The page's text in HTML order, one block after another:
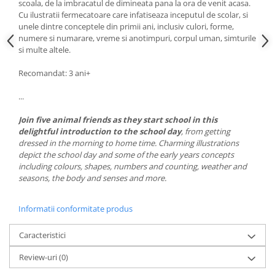
scoala, de la imbracatul de dimineata pana la ora de venit acasa.
Cu ilustratii fermecatoare care infatiseaza inceputul de scolar, si
unele dintre conceptele din primii ani, inclusiv culori, forme,
numere si numarare, vreme si anotimpuri, corpul uman, simturile
si multe altele.
Recomandat: 3 ani+
...
Join five animal friends as they start school in this
delightful introduction to the school day, from getting
dressed in the morning to home time. Charming illustrations
depict the school day and some of the early years concepts
including colours, shapes, numbers and counting, weather and
seasons, the body and senses and more.
Informatii conformitate produs
Caracteristici
Review-uri(0)